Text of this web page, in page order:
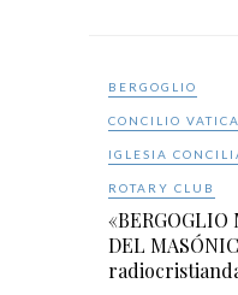
BERGOGLIO
CONCILIO
IGLESIA
ROTARY CLUB
«BERGOGLIO
DEL